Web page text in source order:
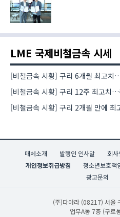
LME 국제비철금속 시세
[비철금속 시황] 구리 6개월 최고치
[비철금속 시황] 구리 12주 최고치…
매체소개 발행인 인사말 회사
개인정보취급방침
청소년보호책
광고문의
(주)다아라 (08217) 서울
업무A동 7층 (구로